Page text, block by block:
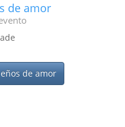
de amor
de amor